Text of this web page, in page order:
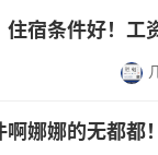
宿条件好！工
娜娜的无都都